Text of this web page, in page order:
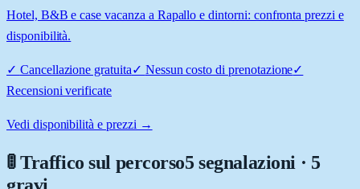
Hotel, B&B e case vacanza a Rapallo e dintorni: confronta prezzi e
disponibilità.
✓ Cancellazione gratuita✓ Nessun costo di prenotazione✓
Recensioni verificate
Vedi disponibilità e prezzi →
🚦 Traffico sul percorso5 segnalazioni · 5
gravi